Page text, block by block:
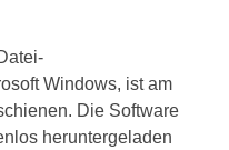
Windows, ist am
Die Software
heruntergeladen